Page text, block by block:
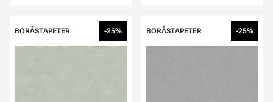
BORÅSTAPETER -25% BORÅSTAPETER -25%